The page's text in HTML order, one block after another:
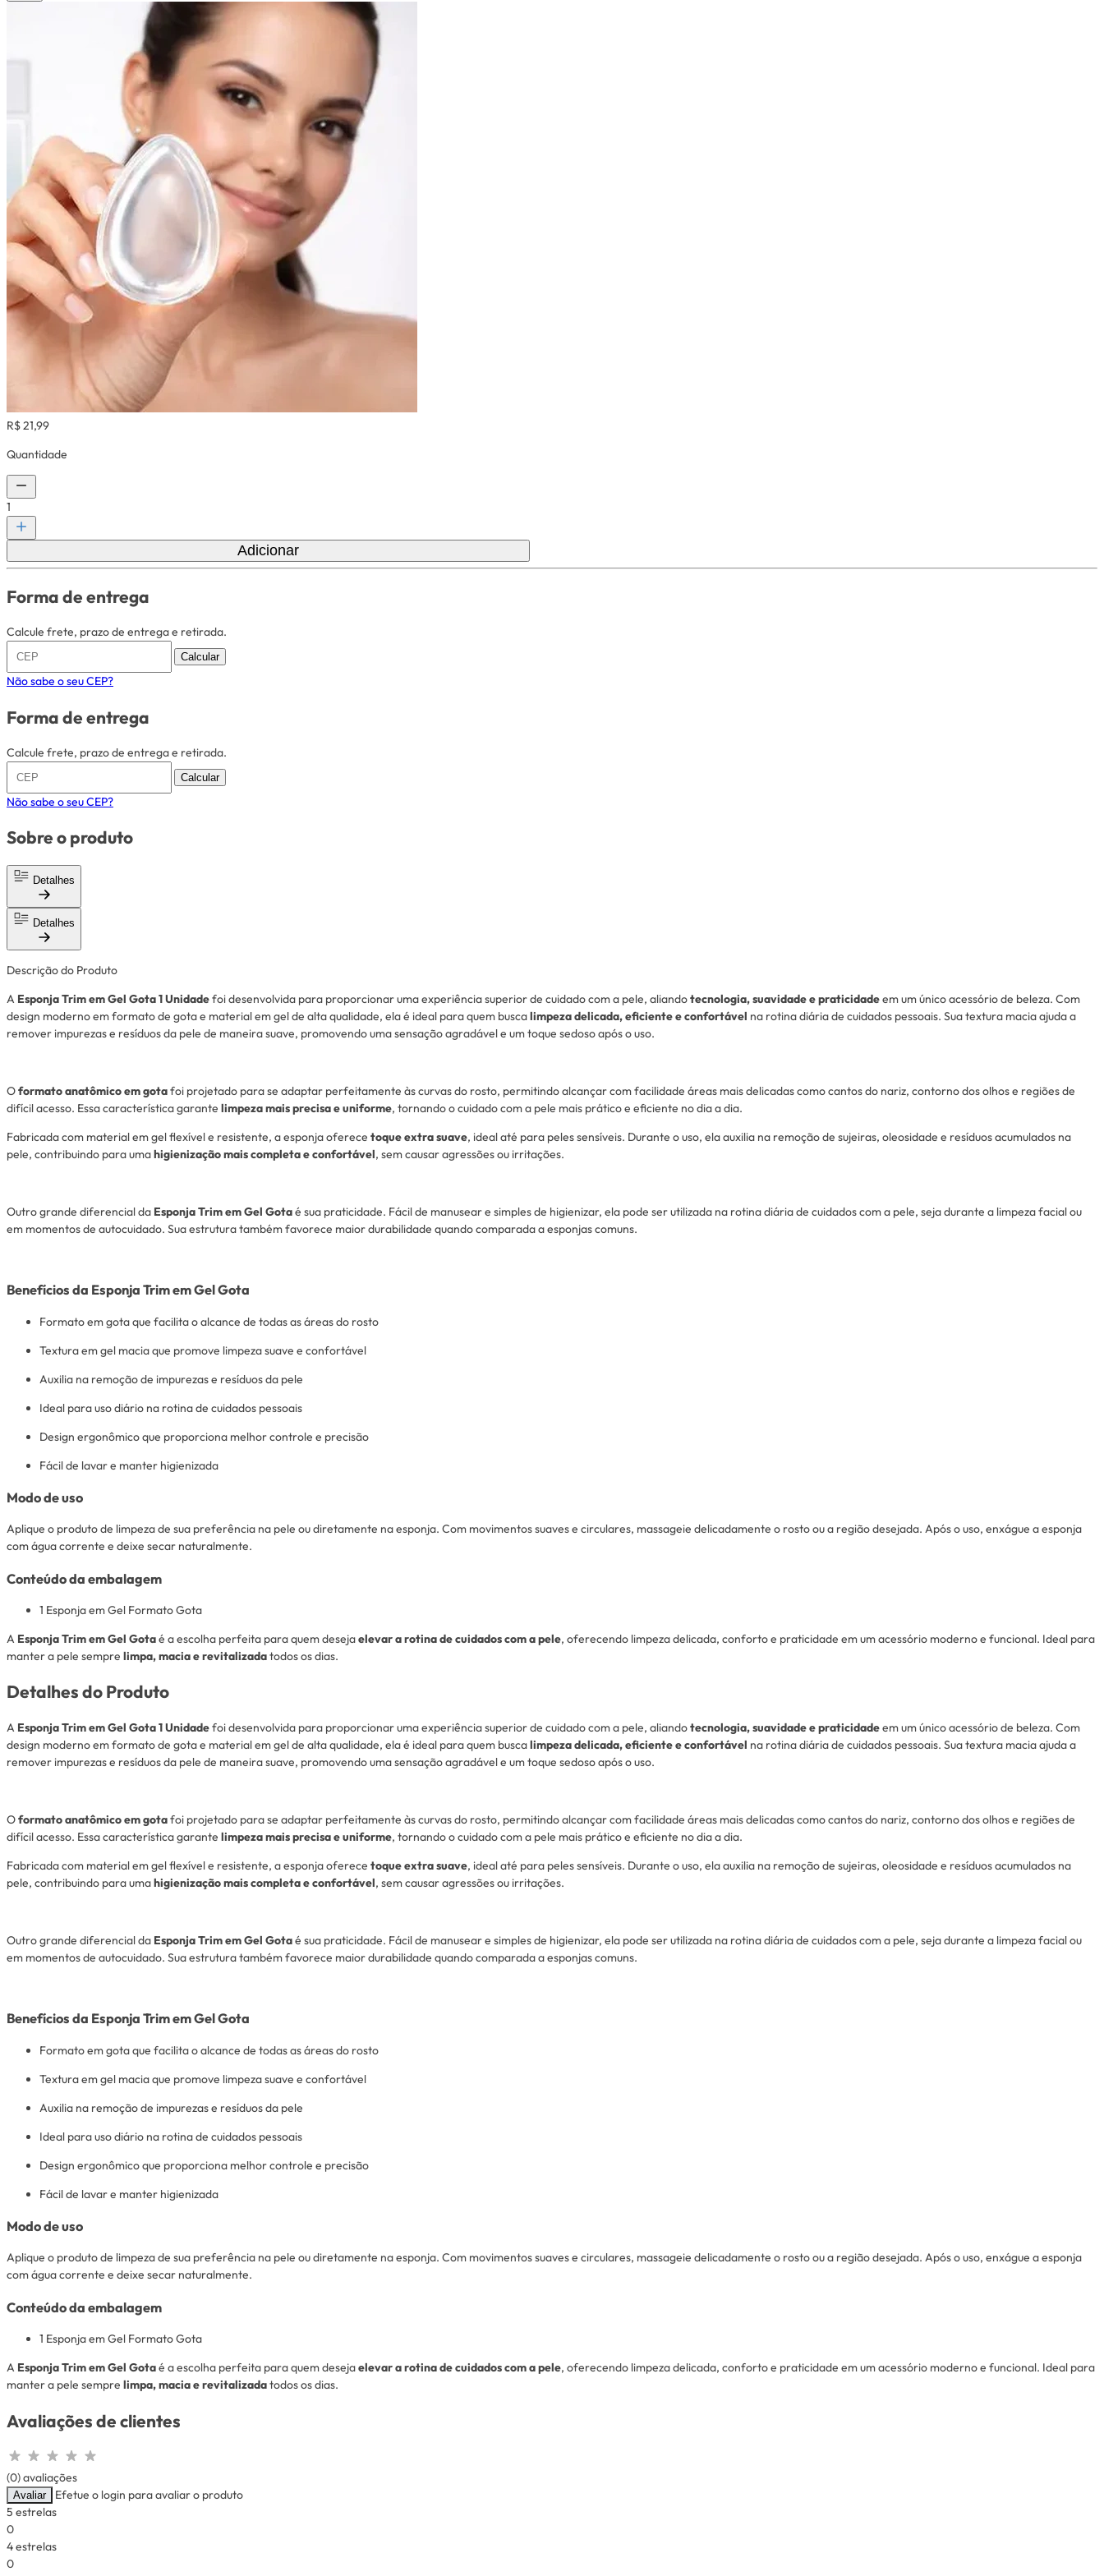
R$ 21,99
Quantidade
1
Adicionar
Forma de entrega
Calcule frete, prazo de entrega e retirada.
Calcular
Não sabe o seu CEP?
Forma de entrega
Calcule frete, prazo de entrega e retirada.
Calcular
Não sabe o seu CEP?
Sobre o produto
Detalhes
Detalhes
Descrição do Produto
A Esponja Trim em Gel Gota 1 Unidadefoi desenvolvida para proporcionar uma experiência superior de cuidado com a pele, aliandotecnologia, suavidade e praticidadeem um único acessório de beleza. Com
design moderno em formato de gota e material em gel de alta qualidade, ela é ideal para quem buscalimpeza delicada, eficiente e confortável na rotina diária de cuidados pessoais. Sua textura macia ajuda a
remover impurezas e resíduos da pele de maneira suave, promovendo uma sensação agradável e um toque sedoso após o uso.
Oformato anatômico em gotafoi projetado para se adaptar perfeitamente às curvas do rosto, permitindo alcançar com facilidade áreas mais delicadas como cantos do nariz, contorno dos olhos e regiões de
difícil acesso. Essa característica garante limpeza mais precisa e uniforme, tornando o cuidado com a pele mais prático e eficiente no dia a dia.
Fabricada com material em gel flexível e resistente, a esponja oferece toque extra suave, ideal até para peles sensíveis. Durante o uso, ela auxilia na remoção de sujeiras, oleosidade e resíduos acumulados na
pele, contribuindo para umahigienização mais completa e confortável, sem causar agressões ou irritações.
Outro grande diferencial da Esponja Trim em Gel Gotaé sua praticidade. Fácil de manusear e simples de higienizar, ela pode ser utilizada na rotina diária de cuidados com a pele, seja durante a limpeza facial ou
em momentos de autocuidado. Sua estrutura também favorece maior durabilidade quando comparada a esponjas comuns.
Benefícios da Esponja Trim em Gel Gota
Formato em gota que facilita o alcance de todas as áreas do rosto
Textura em gel macia que promove limpeza suave e confortável
Auxilia na remoção de impurezas e resíduos da pele
Ideal para uso diário na rotina de cuidados pessoais
Design ergonômico que proporciona melhor controle e precisão
Fácil de lavar e manter higienizada
Modo de uso
Aplique o produto de limpeza de sua preferência na pele ou diretamente na esponja. Com movimentos suaves e circulares, massageie delicadamente o rosto ou a região desejada. Após o uso, enxágue a esponja
com água corrente e deixe secar naturalmente.
Conteúdo da embalagem
1 Esponja em Gel Formato Gota
A Esponja Trim em Gel Gotaé a escolha perfeita para quem desejaelevar a rotina de cuidados com a pele, oferecendo limpeza delicada, conforto e praticidade em um acessório moderno e funcional. Ideal para
manter a pele sempre limpa, macia e revitalizadatodos os dias.
Detalhes do Produto
A Esponja Trim em Gel Gota 1 Unidadefoi desenvolvida para proporcionar uma experiência superior de cuidado com a pele, aliandotecnologia, suavidade e praticidadeem um único acessório de beleza. Com
design moderno em formato de gota e material em gel de alta qualidade, ela é ideal para quem buscalimpeza delicada, eficiente e confortável na rotina diária de cuidados pessoais. Sua textura macia ajuda a
remover impurezas e resíduos da pele de maneira suave, promovendo uma sensação agradável e um toque sedoso após o uso.
Oformato anatômico em gotafoi projetado para se adaptar perfeitamente às curvas do rosto, permitindo alcançar com facilidade áreas mais delicadas como cantos do nariz, contorno dos olhos e regiões de
difícil acesso. Essa característica garante limpeza mais precisa e uniforme, tornando o cuidado com a pele mais prático e eficiente no dia a dia.
Fabricada com material em gel flexível e resistente, a esponja oferece toque extra suave, ideal até para peles sensíveis. Durante o uso, ela auxilia na remoção de sujeiras, oleosidade e resíduos acumulados na
pele, contribuindo para umahigienização mais completa e confortável, sem causar agressões ou irritações.
Outro grande diferencial da Esponja Trim em Gel Gotaé sua praticidade. Fácil de manusear e simples de higienizar, ela pode ser utilizada na rotina diária de cuidados com a pele, seja durante a limpeza facial ou
em momentos de autocuidado. Sua estrutura também favorece maior durabilidade quando comparada a esponjas comuns.
Benefícios da Esponja Trim em Gel Gota
Formato em gota que facilita o alcance de todas as áreas do rosto
Textura em gel macia que promove limpeza suave e confortável
Auxilia na remoção de impurezas e resíduos da pele
Ideal para uso diário na rotina de cuidados pessoais
Design ergonômico que proporciona melhor controle e precisão
Fácil de lavar e manter higienizada
Modo de uso
Aplique o produto de limpeza de sua preferência na pele ou diretamente na esponja. Com movimentos suaves e circulares, massageie delicadamente o rosto ou a região desejada. Após o uso, enxágue a esponja
com água corrente e deixe secar naturalmente.
Conteúdo da embalagem
1 Esponja em Gel Formato Gota
A Esponja Trim em Gel Gotaé a escolha perfeita para quem desejaelevar a rotina de cuidados com a pele, oferecendo limpeza delicada, conforto e praticidade em um acessório moderno e funcional. Ideal para
manter a pele sempre limpa, macia e revitalizadatodos os dias.
Avaliações de clientes
(0) avaliações
Avaliar
Efetue o login para avaliar o produto
5 estrelas
0
4 estrelas
0